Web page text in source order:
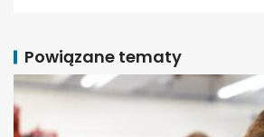
Powiązane tematy